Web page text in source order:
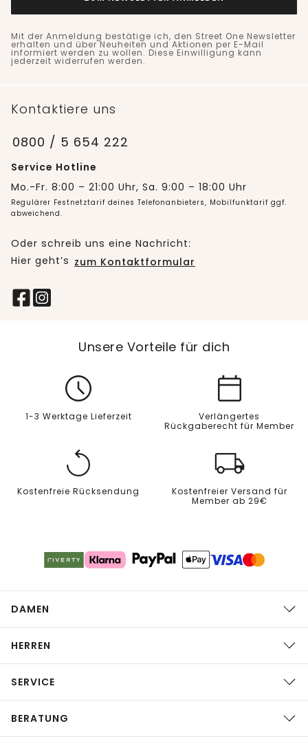
Mit der Anmeldung bestätige ich, den Street One Newsletter
erhalten und über Neuheiten und Aktionen per E-Mail
informiert werden zu wollen. Diese Einwilligung kann
jederzeit widerrufen werden.
Kontaktiere uns
0800 / 5 654 222
Service Hotline
Mo.-Fr. 8:00 – 21:00 Uhr, Sa. 9:00 – 18:00 Uhr
Regulärer Festnetztarif deines Telefonanbieters, Mobilfunktarif ggf.
abweichend.
Oder schreib uns eine Nachricht:
Hier geht’s zum Kontaktformular
Unsere Vorteile für dich
1-3 Werktage Lieferzeit
Verlängertes
Rückgaberecht für Member
Kostenfreie Rücksendung
Kostenfreier Versand für
Member ab 29€
DAMEN
HERREN
SERVICE
BERATUNG